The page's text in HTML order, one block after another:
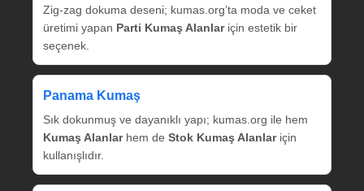
Zig‑zag dokuma deseni; kumas.org’ta moda ve ceket
üretimi yapan Parti Kumaş Alanlariçin estetik bir
seçenek.
Panama Kumaş
Sık dokunmuş ve dayanıklı yapı; kumas.org ile hem
Kumaş Alanlarhem de Stok Kumaş Alanlariçin
kullanışlıdır.